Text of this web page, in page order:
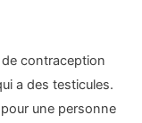
de contraception
a des testicules.
une personne